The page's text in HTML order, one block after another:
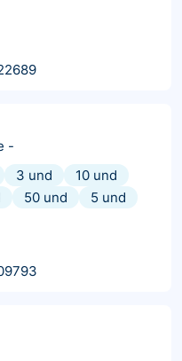
-
3 und
10 und
50 und
5 und